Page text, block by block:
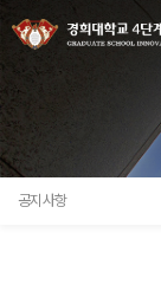
공지사항